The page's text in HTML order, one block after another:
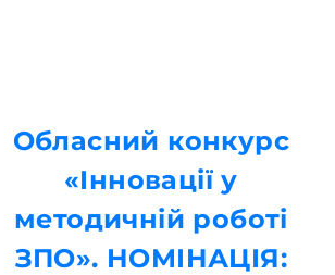
Обласний конкурс
«Інновації у
методичній роботі
ЗПО». НОМІНАЦІЯ: